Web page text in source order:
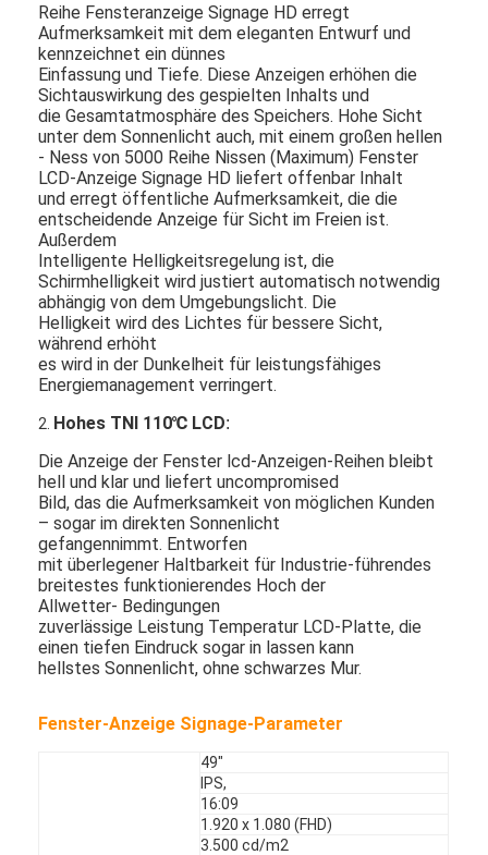
Reihe Fensteranzeige Signage HD erregt
Aufmerksamkeit mit dem eleganten Entwurf und
kennzeichnet ein dünnes
Einfassung und Tiefe. Diese Anzeigen erhöhen die
Sichtauswirkung des gespielten Inhalts und
die Gesamtatmosphäre des Speichers. Hohe Sicht
unter dem Sonnenlichtauch,mit einem großen hellen
- Ness von 5000 Reihe Nissen (Maximum) Fenster
LCD-Anzeige Signage HD liefert offenbar Inhalt
und erregt öffentliche Aufmerksamkeit, die die
entscheidende Anzeige für Sicht im Freien ist.
Außerdem
Intelligente Helligkeitsregelungist, die
Schirmhelligkeit wird justiert automatischnotwendig
abhängig von dem Umgebungslicht. Die
Helligkeit wird des Lichtes für bessere Sicht,
während erhöht
es wird in der Dunkelheit für leistungsfähiges
Energiemanagement verringert.
2. Hohes TNI 110℃ LCD:
Die Anzeige der Fenster lcd-Anzeigen-Reihen bleibt
hell und klar und liefert uncompromised
Bild, das die Aufmerksamkeit von möglichen Kunden
– sogar im direkten Sonnenlicht
gefangennimmt. Entworfen
mit überlegener Haltbarkeit für Industrie-führendes
breitestes funktionierendes Hoch der
Allwetter- Bedingungen
zuverlässige Leistung Temperatur LCD-Platte, die
einen tiefen Eindruck sogar in lassen kann
hellstes Sonnenlicht, ohne schwarzes Mur.
Fenster-Anzeige Signage-Parameter
49"
IPS,
16:09
1.920 x 1.080 (FHD)
3.500 cd/m2